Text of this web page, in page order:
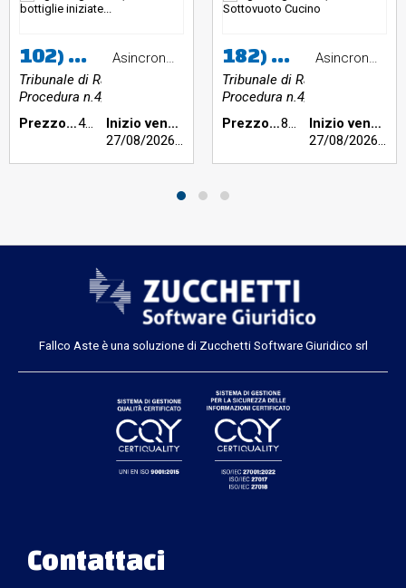
102) N. 125 bottiglie iniziate di liquori
Tribunale di Ravenna
Procedura n.4/2026
Asincrona telematica
Prezzo base €: 40,00
Inizio vendita:
27/08/2026h 09:00
182) Sottovuoto Cucino
Tribunale di Ravenna
Procedura n.4/2026
Asincrona telematica
Prezzo base €: 80,00
Inizio vendita:
27/08/2026h
Fallco Aste è una soluzione di Zucchetti Software Giuridico srl
Contattaci